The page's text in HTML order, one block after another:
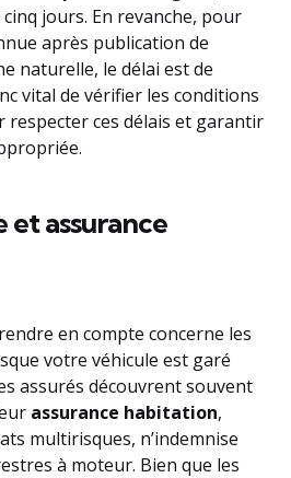
jours. En revanche, pour
après publication de
naturelle, le délai est de
vital de vérifier les conditions
ces délais et garantir
assurance
en compte concerne les
votre véhicule est garé
assurés découvrent souvent
assurance habitation,
multirisques, n’indemnise
à moteur. Bien que les